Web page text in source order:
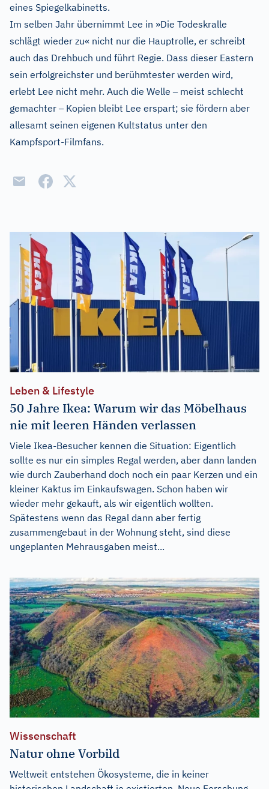
eines Spiegelkabinetts.
Im selben Jahr übernimmt Lee in »Die Todeskralle
schlägt wieder zu« nicht nur die Hauptrolle, er schreibt
auch das Drehbuch und führt Regie. Dass dieser Eastern
sein erfolgreichster und berühmtester werden wird,
erlebt Lee nicht mehr. Auch die Welle–meist schlecht
gemachter–Kopien bleibt Lee erspart; sie fördern aber
allesamt seinen eigenen Kultstatus unter den
Kampfsport-Filmfans.
Leben & Lifestyle
50 Jahre Ikea: Warum wir das Möbelhaus
nie mit leeren Händen verlassen
Viele Ikea-Besucher kennen die Situation: Eigentlich
sollte es nur ein simples Regal werden, aber dann landen
wie durch Zauberhand doch noch ein paar Kerzen und ein
kleiner Kaktus im Einkaufswagen. Schon haben wir
wieder mehr gekauft, als wir eigentlich wollten.
Spätestens wenn das Regal dann aber fertig
zusammengebaut in der Wohnung steht, sind diese
ungeplanten Mehrausgaben meist...
Wissenschaft
Natur ohne Vorbild
Weltweit entstehen Ökosysteme, die in keiner